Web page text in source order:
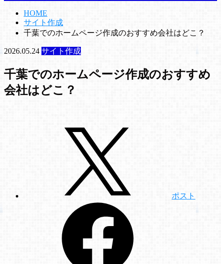
HOME
サイト作成
千葉でのホームページ作成のおすすめ会社はどこ？
2026.05.24 サイト作成
千葉でのホームページ作成のおすすめ
会社はどこ？
ポスト